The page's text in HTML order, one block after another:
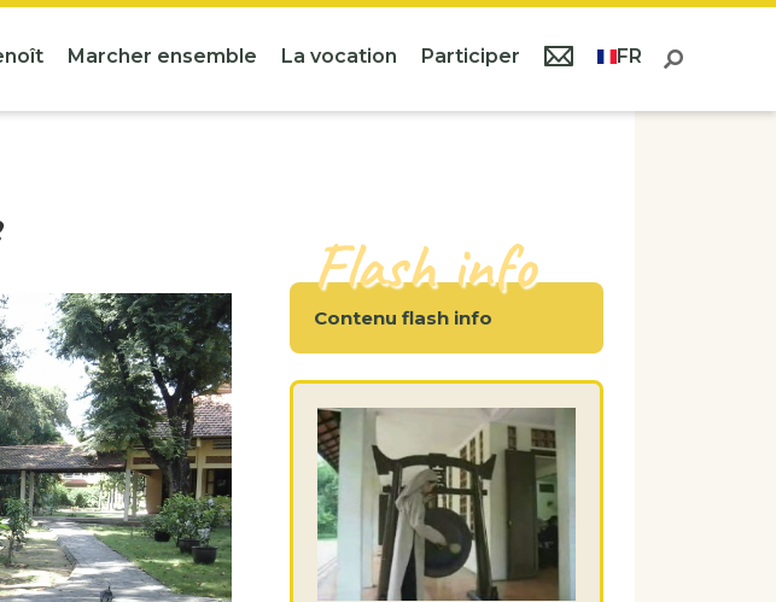
Marcher ensemble La vocation Participer FR
Flash info
Contenu flash info